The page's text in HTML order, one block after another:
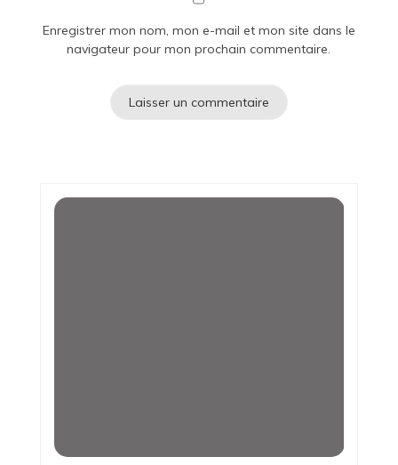
Enregistrer mon nom, mon e-mail et mon site dans le
navigateur pour mon prochain commentaire.